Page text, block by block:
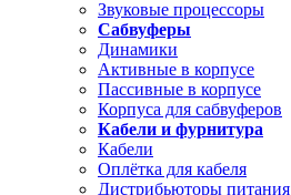
Звуковые процессоры
Сабвуферы
Динамики
Активные в корпусе
Пассивные в корпусе
Корпуса для сабвуферов
Кабели и фурнитура
Кабели
Оплётка для кабеля
Дистрибьюторы питания